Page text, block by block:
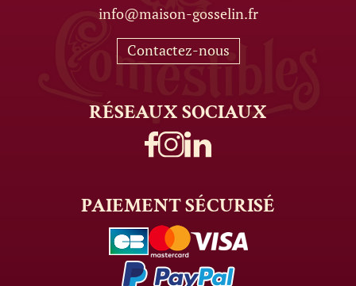
info@maison-gosselin.fr
Contactez-nous
RÉSEAUXSOCIAUX
PAIEMENTSÉCURISÉ